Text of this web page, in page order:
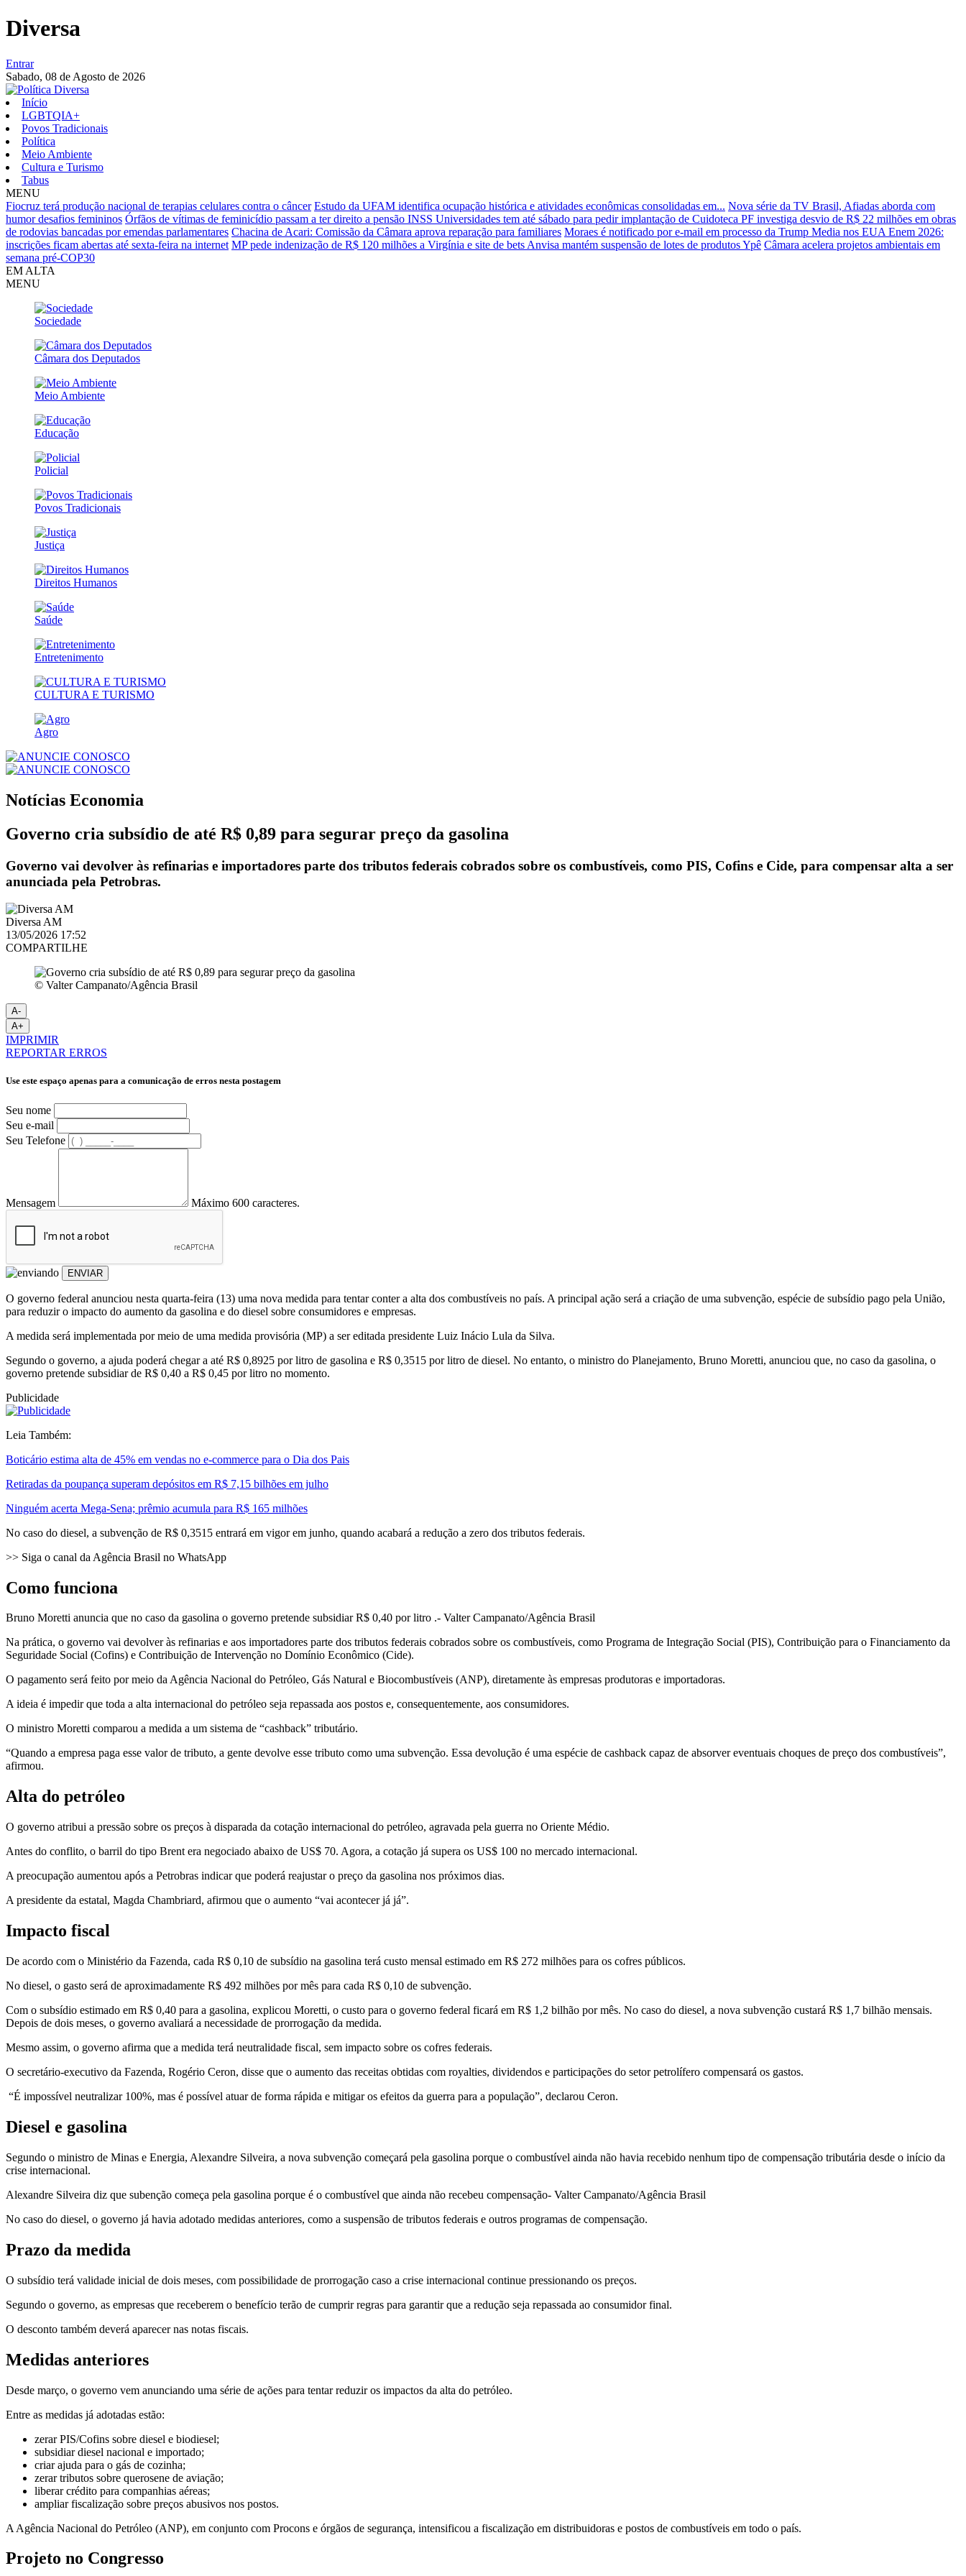
Diversa
Entrar
Sabado, 08 de Agosto de 2026
Início
LGBTQIA+
Povos Tradicionais
Política
Meio Ambiente
Cultura e Turismo
Tabus
MENU
Fiocruz terá produção nacional de terapias celulares contra o câncer Estudo da UFAM identifica ocupação histórica e atividades econômicas consolidadas em... Nova série da TV Brasil, Afiadas aborda com
humor desafios femininos Órfãos de vítimas de feminicídio passam a ter direito a pensão INSS Universidades tem até sábado para pedir implantação de Cuidoteca PF investiga desvio de R$ 22 milhões em obras
de rodovias bancadas por emendas parlamentares Chacina de Acari: Comissão da Câmara aprova reparação para familiares Moraes é notificado por e-mail em processo da Trump Media nos EUA Enem 2026:
inscrições ficam abertas até sexta-feira na internet MP pede indenização de R$ 120 milhões a Virgínia e site de bets Anvisa mantém suspensão de lotes de produtos Ypê Câmara acelera projetos ambientais em
semana pré-COP30
EM ALTA
MENU
Sociedade
Câmara dos Deputados
Meio Ambiente
Educação
Policial
Povos Tradicionais
Justiça
Direitos Humanos
Saúde
Entretenimento
CULTURA E TURISMO
Agro
Notícias Economia
Governo cria subsídio de até R$ 0,89 para segurar preço da gasolina
Governo vai devolver às refinarias e importadores parte dos tributos federais cobrados sobre os combustíveis, como PIS, Cofins e Cide, para compensar alta a ser
anunciada pela Petrobras.
Diversa AM
13/05/2026 17:52
COMPARTILHE
© Valter Campanato/Agência Brasil
A-
A+
IMPRIMIR
REPORTAR ERROS
Use este espaço apenas para a comunicação de erros nesta postagem
Seu nome
Seu e-mail
Seu Telefone
Mensagem Máximo 600 caracteres.
ENVIAR
O governo federal anunciou nesta quarta-feira (13) uma nova medida para tentar conter a alta dos combustíveis no país. A principal ação será a criação de uma subvenção, espécie de subsídio pago pela União,
para reduzir o impacto do aumento da gasolina e do diesel sobre consumidores e empresas.
A medida será implementada por meio de uma medida provisória (MP) a ser editada presidente Luiz Inácio Lula da Silva.
Segundo o governo, a ajuda poderá chegar a até R$ 0,8925 por litro de gasolina e R$ 0,3515 por litro de diesel. No entanto, o ministro do Planejamento, Bruno Moretti, anunciou que, no caso da gasolina, o
governo pretende subsidiar de R$ 0,40 a R$ 0,45 por litro no momento.
Publicidade
Leia Também:
Boticário estima alta de 45% em vendas no e-commerce para o Dia dos Pais
Retiradas da poupança superam depósitos em R$ 7,15 bilhões em julho
Ninguém acerta Mega-Sena; prêmio acumula para R$ 165 milhões
No caso do diesel, a subvenção de R$ 0,3515 entrará em vigor em junho, quando acabará a redução a zero dos tributos federais.
>> Siga o canal da Agência Brasil no WhatsApp
Como funciona
Bruno Moretti anuncia que no caso da gasolina o governo pretende subsidiar R$ 0,40 por litro .- Valter Campanato/Agência Brasil
Na prática, o governo vai devolver às refinarias e aos importadores parte dos tributos federais cobrados sobre os combustíveis, como Programa de Integração Social (PIS), Contribuição para o Financiamento da
Seguridade Social (Cofins) e Contribuição de Intervenção no Domínio Econômico (Cide).
O pagamento será feito por meio da Agência Nacional do Petróleo, Gás Natural e Biocombustíveis (ANP), diretamente às empresas produtoras e importadoras.
A ideia é impedir que toda a alta internacional do petróleo seja repassada aos postos e, consequentemente, aos consumidores.
O ministro Moretti comparou a medida a um sistema de “cashback” tributário.
“Quando a empresa paga esse valor de tributo, a gente devolve esse tributo como uma subvenção. Essa devolução é uma espécie de cashback capaz de absorver eventuais choques de preço dos combustíveis”,
afirmou.
Alta do petróleo
O governo atribui a pressão sobre os preços à disparada da cotação internacional do petróleo, agravada pela guerra no Oriente Médio.
Antes do conflito, o barril do tipo Brent era negociado abaixo de US$ 70. Agora, a cotação já supera os US$ 100 no mercado internacional.
A preocupação aumentou após a Petrobras indicar que poderá reajustar o preço da gasolina nos próximos dias.
A presidente da estatal, Magda Chambriard, afirmou que o aumento “vai acontecer já já”.
Impacto fiscal
De acordo com o Ministério da Fazenda, cada R$ 0,10 de subsídio na gasolina terá custo mensal estimado em R$ 272 milhões para os cofres públicos.
No diesel, o gasto será de aproximadamente R$ 492 milhões por mês para cada R$ 0,10 de subvenção.
Com o subsídio estimado em R$ 0,40 para a gasolina, explicou Moretti, o custo para o governo federal ficará em R$ 1,2 bilhão por mês. No caso do diesel, a nova subvenção custará R$ 1,7 bilhão mensais.
Depois de dois meses, o governo avaliará a necessidade de prorrogação da medida.
Mesmo assim, o governo afirma que a medida terá neutralidade fiscal, sem impacto sobre os cofres federais.
O secretário-executivo da Fazenda, Rogério Ceron, disse que o aumento das receitas obtidas com royalties, dividendos e participações do setor petrolífero compensará os gastos.
“É impossível neutralizar 100%, mas é possível atuar de forma rápida e mitigar os efeitos da guerra para a população”, declarou Ceron.
Diesel e gasolina
Segundo o ministro de Minas e Energia, Alexandre Silveira, a nova subvenção começará pela gasolina porque o combustível ainda não havia recebido nenhum tipo de compensação tributária desde o início da
crise internacional.
Alexandre Silveira diz que subenção começa pela gasolina porque é o combustível que ainda não recebeu compensação- Valter Campanato/Agência Brasil
No caso do diesel, o governo já havia adotado medidas anteriores, como a suspensão de tributos federais e outros programas de compensação.
Prazo da medida
O subsídio terá validade inicial de dois meses, com possibilidade de prorrogação caso a crise internacional continue pressionando os preços.
Segundo o governo, as empresas que receberem o benefício terão de cumprir regras para garantir que a redução seja repassada ao consumidor final.
O desconto também deverá aparecer nas notas fiscais.
Medidas anteriores
Desde março, o governo vem anunciando uma série de ações para tentar reduzir os impactos da alta do petróleo.
Entre as medidas já adotadas estão:
zerar PIS/Cofins sobre diesel e biodiesel;
subsidiar diesel nacional e importado;
criar ajuda para o gás de cozinha;
zerar tributos sobre querosene de aviação;
liberar crédito para companhias aéreas;
ampliar fiscalização sobre preços abusivos nos postos.
A Agência Nacional do Petróleo (ANP), em conjunto com Procons e órgãos de segurança, intensificou a fiscalização em distribuidoras e postos de combustíveis em todo o país.
Projeto no Congresso